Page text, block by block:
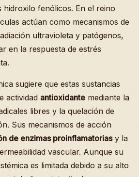
hidroxilo fenólicos. En el reino
actúan como mecanismos de
ultravioleta y patógenos,
en la respuesta de estrés
sugiere que estas sustancias
actividad antioxidante mediante la
libres y la quelación de
Sus mecanismos de acción
de enzimas proinflamatoriasy la
vascular. Aunque su
es limitada debido a su alto